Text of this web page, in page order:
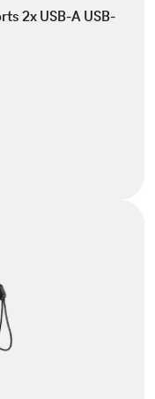
2x USB-A USB-